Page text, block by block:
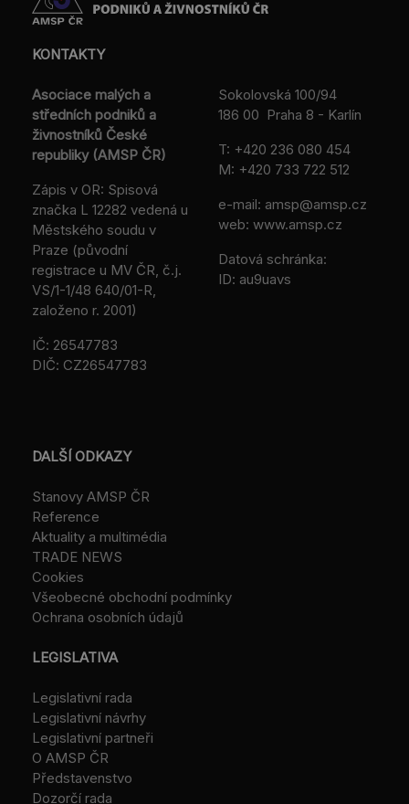
KONTAKTY
Asociace malých a
středních podniků a
živnostníků České
republiky (AMSP ČR)
Zápis v OR: Spisová
značka L 12282 vedená u
Městského soudu v
Praze (původní
registrace u MV ČR, č.j.
VS/1-1/48 640/01-R,
založeno r. 2001)
IČ: 26547783
DIČ: CZ26547783
Sokolovská 100/94
186 00 Praha 8 - Karlín
T: +420 236 080 454
M: +420 733 722 512
e-mail: amsp@amsp.cz
web: www.amsp.cz
Datová schránka:
ID: au9uavs
DALŠÍ ODKAZY
Stanovy AMSP ČR
Reference
Aktuality a multimédia
TRADE NEWS
Cookies
Všeobecné obchodní podmínky
Ochrana osobních údajů
LEGISLATIVA
Legislativní rada
Legislativní návrhy
Legislativní partneři
O AMSP ČR
Představenstvo
Dozorčí rada